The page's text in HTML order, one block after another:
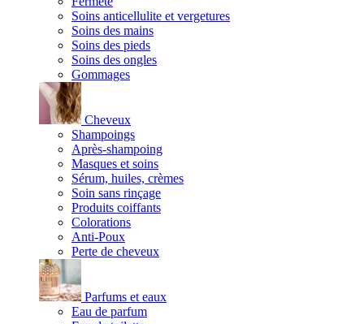
Soins anticellulite et vergetures
Soins des mains
Soins des pieds
Soins des ongles
Gommages
Cheveux
Shampoings
Après-shampoing
Masques et soins
Sérum, huiles, crèmes
Soin sans rinçage
Produits coiffants
Colorations
Anti-Poux
Perte de cheveux
Parfums et eaux
Eau de parfum